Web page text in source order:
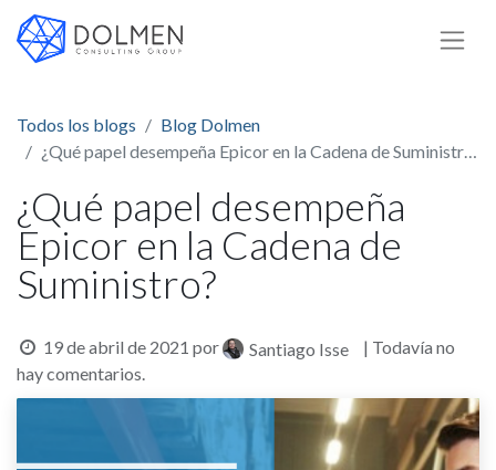
Todos los blogs
Blog Dolmen
¿Qué papel desempeña Epicor en la Cadena de Suministro?
¿Qué papel desempeña
Epicor en la Cadena de
Suministro?
19 de abril de 2021 por Santiago Isse
| Todavía no
hay comentarios.